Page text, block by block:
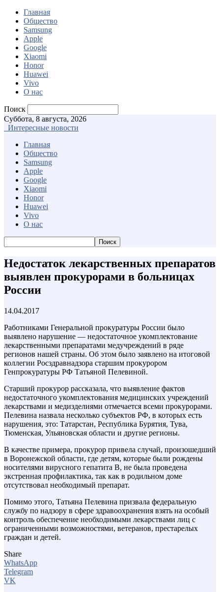
Главная
Общество
Samsung
Apple
Google
Xiaomi
Honor
Huawei
Vivo
О нас
Поиск
Суббота, 8 августа, 2026
Интересные новости
Главная
Общество
Samsung
Apple
Google
Xiaomi
Honor
Huawei
Vivo
О нас
Недостаток лекарственных препаратов
выявлен прокурорами в больницах
России
14.04.2017
Работниками Генеральной прокуратуры России было
выявлено нарушение — недостаточное укомплектование
лекарственными препаратами медучреждений в ряде
регионов нашей страны. Об этом было заявлено на итоговой
коллегии Росздравнадзора старшим прокурором
Генпрокуратуры РФ Татьяной Пелевиной.
Старший прокурор рассказала, что выявление фактов
недостаточного укомплектования медицинских учреждений
лекарствами и медизделиями отмечается всеми прокурорами.
Пелевина назвала несколько субъектов РФ, в которых есть
нарушения, это: Татарстан, Республика Бурятия, Тува,
Тюменская, Ульяновская области и другие регионы.
В качестве примера, прокурор привела случай, произошедший
в Воронежской области, где детям, которые были рождены
носителями вирусного гепатита B, не была проведена
экстренная профилактика, так как в родильном доме
отсутствовал необходимый препарат.
Помимо этого, Татьяна Пелевина призвала федеральную
службу по надзору в сфере здравоохранения взять на особый
контроль обеспечение необходимыми лекарствами лиц с
ограниченными возможностями, ветеранов, престарелых
граждан и детей.
Share
WhatsApp
Telegram
VK